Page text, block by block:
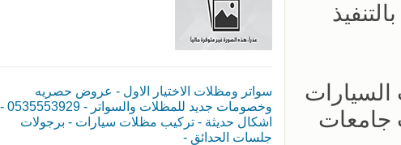
- 0500559613 - سرعة بالتنفيذ
| اسعار مظلات السيارات
جامعات
سواتر ومظلات الاختيار الاول - عروض حصريه
وخصومات جديد للمظلات والسواتر - 0535553929 -
اشكال حديثة - تركيب مظلات سيارات - برجولات
جلسات الحدائق -